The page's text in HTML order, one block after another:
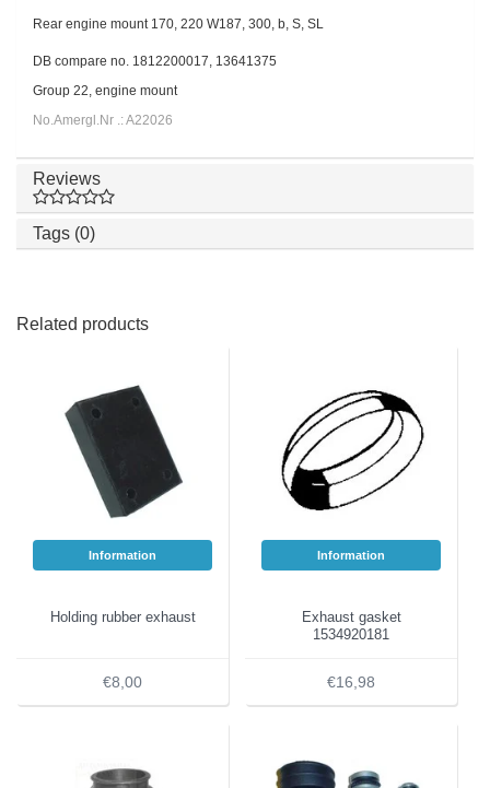
Rear engine mount 170, 220 W187, 300, b, S, SL
DB compare no. 1812200017, 13641375
Group 22, engine mount
No.Amergl.Nr .: A22026
Reviews
Tags (0)
Related products
Information
Holding rubber exhaust
€8,00
Information
Exhaust gasket
1534920181
€16,98